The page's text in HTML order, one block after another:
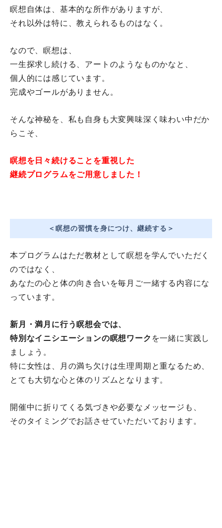
瞑想自体は、基本的な所作がありますが、
それ以外は特に、教えられるものはなく。
なので、瞑想は、
一生探求し続ける、アートのようなものかなと、
個人的には感じています。
完成やゴールがありません。
そんな神秘を、私も自身も大変興味深く味わい中だか
らこそ、
瞑想を日々続けることを重視した
継続プログラムをご用意しました！
＜瞑想の習慣を身につけ、継続する＞
本プログラムはただ教材として瞑想を学んでいただく
のではなく、
あなたの心と体の向き合いを毎月ご一緒する内容にな
っています。
新月・満月に行う瞑想会では、
特別なイニシエーションの瞑想ワーク を一緒に実践し
ましょう。
特に女性は、月の満ち欠けは生理周期と重なるため、
とても大切な心と体のリズムとなります。
開催中に折りてくる気づきや必要なメッセージも、
そのタイミングでお話させていただいております。